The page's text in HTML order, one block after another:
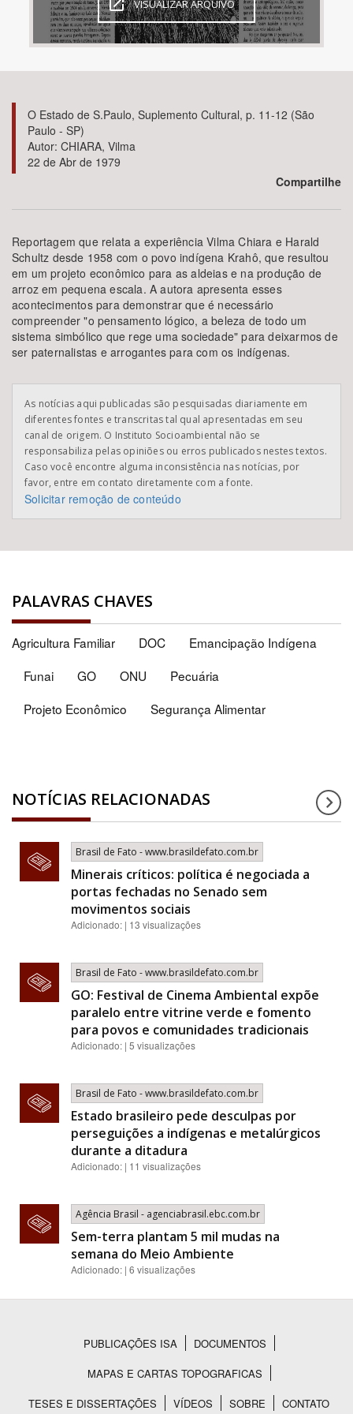
Bioma / Bacia
Subtema
Área de Levantamento
BUSCAR
VISUALIZAR ARQUIVO
O Estado de S.Paulo, Suplemento Cultural, p. 11-12 (São
Paulo - SP)
Autor: CHIARA, Vilma
22 de Abr de 1979
Compartilhe
Reportagem que relata a experiência Vilma Chiara e Harald
Schultz desde 1958 com o povo indígena Krahô, que resultou
em um projeto econômico para as aldeias e na produção de
arroz em pequena escala. A autora apresenta esses
acontecimentos para demonstrar que é necessário
compreender "o pensamento lógico, a beleza de todo um
sistema simbólico que rege uma sociedade" para deixarmos de
ser paternalistas e arrogantes para com os indígenas.
As notícias aqui publicadas são pesquisadas diariamente em
diferentes fontes e transcritas tal qual apresentadas em seu
canal de origem. O Instituto Socioambiental não se
responsabiliza pelas opiniões ou erros publicados nestes textos.
Caso você encontre alguma inconsistência nas notícias, por
favor, entre em contato diretamente com a fonte.
Solicitar remoção de conteúdo
PALAVRAS CHAVES
Agricultura Familiar DOC
Emancipação Indígena
Funai
GO ONU
Pecuária
Projeto Econômico
Segurança Alimentar
NOTÍCIAS RELACIONADAS
Brasil de Fato - www.brasildefato.com.br
Minerais críticos: política é negociada a
portas fechadas no Senado sem
movimentos sociais
Adicionado: | 13 visualizações
Brasil de Fato - www.brasildefato.com.br
GO: Festival de Cinema Ambiental expõe
paralelo entre vitrine verde e fomento
para povos e comunidades tradicionais
Adicionado: | 5 visualizações
Brasil de Fato - www.brasildefato.com.br
Estado brasileiro pede desculpas por
perseguições a indígenas e metalúrgicos
durante a ditadura
Adicionado: | 11 visualizações
Agência Brasil - agenciabrasil.ebc.com.br
Sem-terra plantam 5 mil mudas na
semana do Meio Ambiente
Adicionado: | 6 visualizações
Rodapé
PUBLICAÇÕES ISA
DOCUMENTOS
MAPAS E CARTAS TOPOGRAFICAS
TESES E DISSERTAÇÕES
VÍDEOS SOBRE CONTATO